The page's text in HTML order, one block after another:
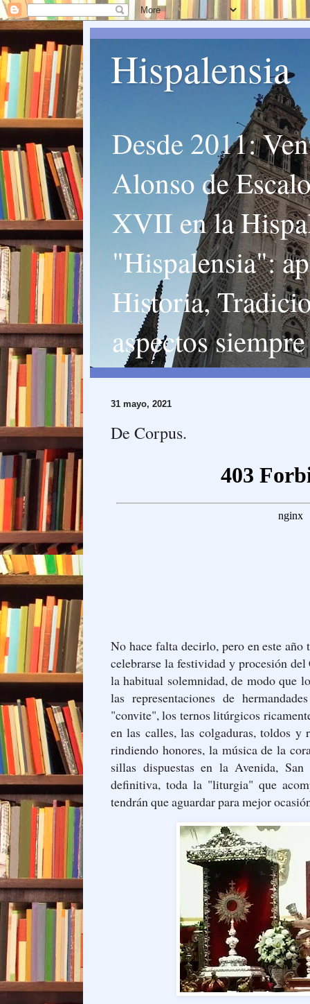
Hispalensia
Desde 2011:
Alonso de
XVII en la
"Hispalensia":
Historia,
aspectos
31 mayo, 2021
De Corpus.
No hace falta decirlo, pero en este
celebrarse la festividad y procesión
la habitual solemnidad, de modo que
las representaciones de
"convite", los ternos litúrgicos
en las calles, las colgaduras, toldos y
rindiendo honores, la música de la
sillas dispuestas en la Avenida,
definitiva, toda la "liturgia" que
tendrán que aguardar para mejor